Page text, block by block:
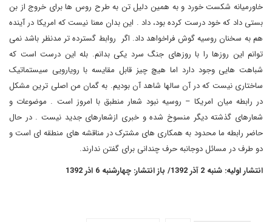
خاورمیانه شکست خورد و به همین دلیل تن به طرح روس ها برای خروج از بن
بستی داد که خود درست کرده بود، داد . این بدان معنا نیست که امریکا در آینده
هم به سخنان روسیه گوش فراخواهد داد. اگر روابط گسترده تر مدنظر باشد نمی
توانم این روزها را با روزهای جنگ سرد یکی بدانم. بله این درست است که
شباهت هایی وجود دارد اما هیچ چیز قابل مقایسه با رویارویی سیستماتیک
ساختاری نیست که در آن سالها شاهد آن بودیم. به گمان من اصلی ترین مشکل
در رابطه میان امریکا – روسیه نبود شعار منطبق با امروز است . موضوعات و
شعارهای گذشته دیگر منسوخ شده و خبری ازشعارهای جدید نیست . در حال
حاضر رابطه ما محدود به همکاری های مشترک در مناقشه های منطقه ای است و
دو طرف در مسائل دوجانبه حرف چندانی برای گفتن ندارند.
انتشار اولیه: شنبه 2 آذر 1392/ باز انتشار: چهارشنبه 6 اذر 1392